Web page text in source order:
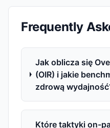
Frequently
Jak oblicza się
(OIR) i jakie
zdrową
Które taktyki on-